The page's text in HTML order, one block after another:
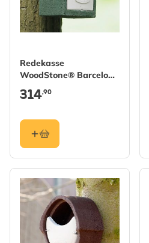
Redekasse
WoodStone® Barcelona
halvåben - Grøn
314,90